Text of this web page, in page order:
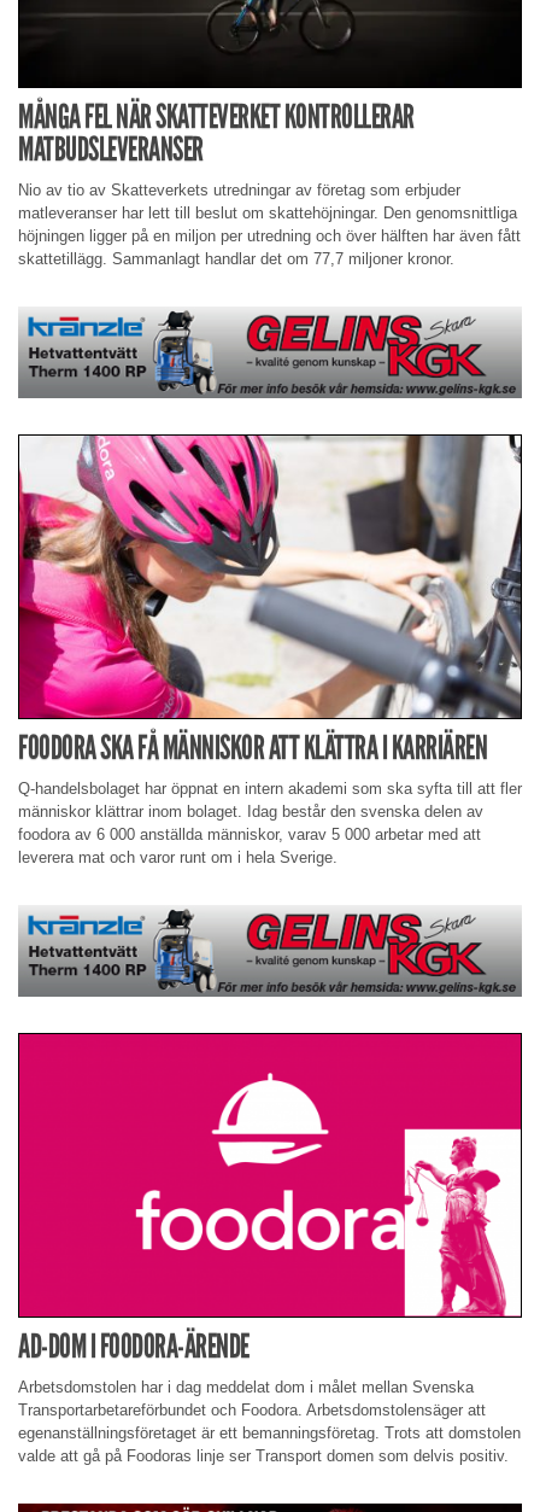
MÅNGA FEL NÄR SKATTEVERKET KONTROLLERAR
MATBUDSLEVERANSER
Nio av tio av Skatteverkets utredningar av företag som erbjuder
matleveranser har lett till beslut om skattehöjningar. Den genomsnittliga
höjningen ligger på en miljon per utredning och över hälften har även fått
skattetillägg. Sammanlagt handlar det om 77,7 miljoner kronor.
FOODORA SKA FÅ MÄNNISKOR ATT KLÄTTRA I KARRIÄREN
Q-handelsbolaget har öppnat en intern akademi som ska syfta till att fler
människor klättrar inom bolaget. Idag består den svenska delen av
foodora av 6 000 anställda människor, varav 5 000 arbetar med att
leverera mat och varor runt om i hela Sverige.
AD-DOM I FOODORA-ÄRENDE
Arbetsdomstolen har i dag meddelat dom i målet mellan Svenska
Transportarbetareförbundet och Foodora. Arbetsdomstolensäger att
egenanställningsföretaget är ett bemanningsföretag. Trots att domstolen
valde att gå på Foodoras linje ser Transport domen som delvis positiv.